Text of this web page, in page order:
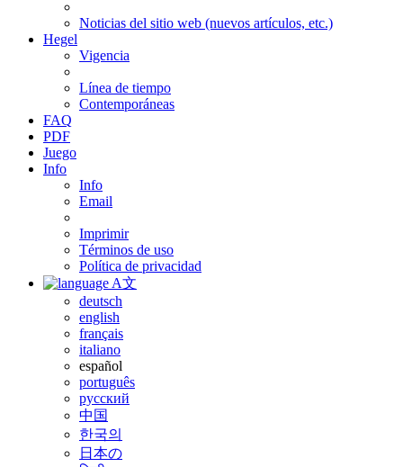
Noticias del sitio web (nuevos artículos, etc.)
Hegel
Vigencia
Línea de tiempo
Contemporáneas
FAQ
PDF
Juego
Info
Info
Email
Imprimir
Términos de uso
Política de privacidad
A文
deutsch
english
français
italiano
español
português
русский
中国
한국의
日本の